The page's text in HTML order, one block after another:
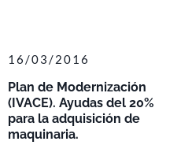
Plan de Modernización
(IVACE). Ayudas del 20%
para la adquisición de
maquinaria.
16/03/2016